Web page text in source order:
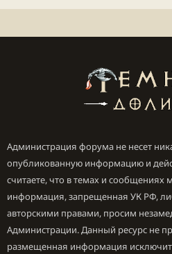
Администрация форума не несет
опубликованную информацию и
считаете, что в темах и сообщениях
информация, запрещенная УК РФ,
авторскими правами, просим
Администрации. Данный ресурс не
размещенная информация